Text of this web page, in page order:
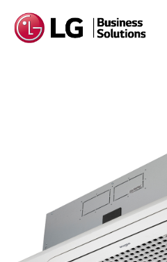
Shop Details